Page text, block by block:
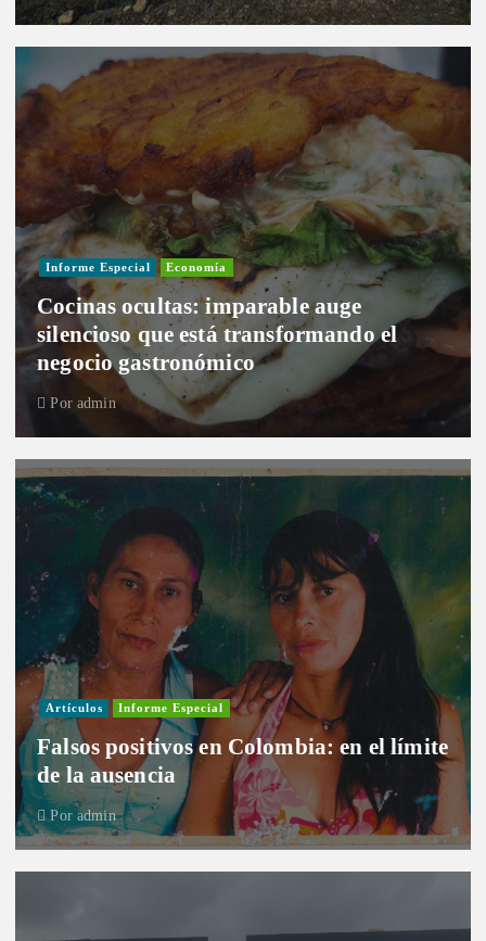
Informe Especial Economía
Cocinas ocultas: imparable auge
silencioso que está transformando el
negocio gastronómico
Por admin
Artículos Informe Especial
Falsos positivos en Colombia: en el límite
de la ausencia
Por admin